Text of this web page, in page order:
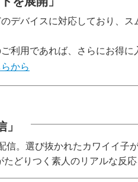
デバイスに対応しており、
利用であれば、さらにお得に
から
」
信。選び抜かれたカワイイ子
どりつく素人のリアルな反